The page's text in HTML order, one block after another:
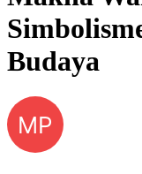
Budaya
MP